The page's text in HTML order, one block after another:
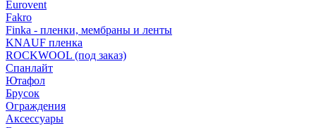
Eurovent
Fakro
Finka - пленки, мембраны и ленты
KNAUF пленка
ROCKWOOL (под заказ)
Спанлайт
Ютафол
Брусок
Ограждения
Аксессуары